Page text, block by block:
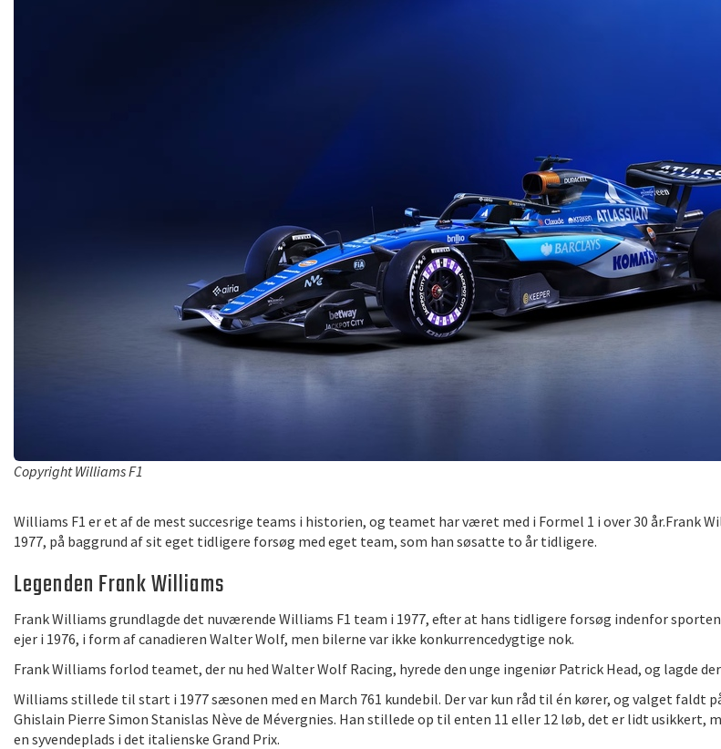
Copyright Williams F1
Williams F1 er et af de mest succesrige teams i historien, og teamet har været med i Formel 1 i over 30 år.Frank
1977, på baggrund af sit eget tidligere forsøg med eget team, som han søsatte to år tidligere.
Legenden Frank Williams
Frank Williams grundlagde det nuværende Williams F1 team i 1977, efter at hans tidligere forsøg indenfor
ejer i 1976, i form af canadieren Walter Wolf, men bilerne var ikke konkurrencedygtige nok.
Frank Williams forlod teamet, der nu hed Walter Wolf Racing, hyrede den unge ingeniør Patrick Head, og lagde
Williams stillede til start i 1977 sæsonen med en March 761 kundebil. Der var kun råd til én kører, og valget faldt
Ghislain Pierre Simon Stanislas Nève de Mévergnies. Han stillede op til enten 11 eller 12 løb, det er lidt usikkert,
en syvendeplads i det italienske Grand Prix.